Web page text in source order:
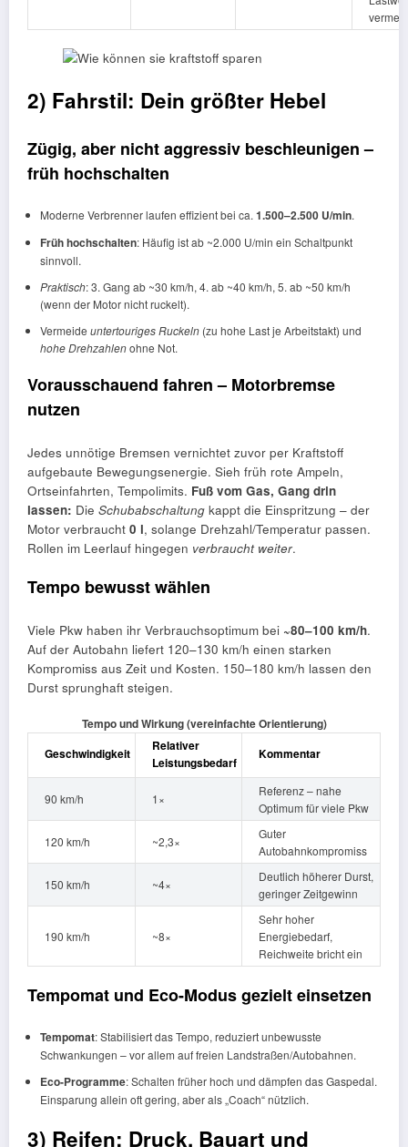
2) Fahrstil: Dein größter Hebel
Zügig, aber nicht aggressiv beschleunigen –
früh hochschalten
Moderne Verbrenner laufen effizient bei ca.1.500–2.500 U/min.
Früh hochschalten: Häufig ist ab ~2.000 U/min ein Schaltpunkt
sinnvoll.
Praktisch: 3. Gang ab ~30 km/h, 4. ab ~40 km/h, 5. ab ~50 km/h
(wenn der Motor nicht ruckelt).
Vermeide untertouriges Ruckeln(zu hohe Last je Arbeitstakt) und
hohe Drehzahlenohne Not.
Vorausschauend fahren – Motorbremse
nutzen
Jedes unnötige Bremsen vernichtet zuvor per Kraftstoff
aufgebaute Bewegungsenergie. Sieh früh rote Ampeln,
Ortseinfahrten, Tempolimits. Fuß vom Gas, Gang drin
lassen: Die Schubabschaltung kappt die Einspritzung – der
Motor verbraucht 0 l, solange Drehzahl/Temperatur passen.
Rollen im Leerlauf hingegen verbraucht weiter.
Tempo bewusst wählen
Viele Pkw haben ihr Verbrauchsoptimum bei ~80–100 km/h.
Auf der Autobahn liefert 120–130 km/h einen starken
Kompromiss aus Zeit und Kosten. 150–180 km/h lassen den
Durst sprunghaft steigen.
Tempo und Wirkung (vereinfachte Orientierung)
Geschwindigkeit
Relativer
Leistungsbedarf
Kommentar
90 km/h 1×
Referenz – nahe
Optimum für viele Pkw
120 km/h ~2,3×
Guter
Autobahnkompromiss
150 km/h ~4×
Deutlich höherer Durst,
geringer Zeitgewinn
190 km/h ~8×
Sehr hoher
Energiebedarf,
Reichweite bricht ein
Tempomat und Eco-Modus gezielt einsetzen
Tempomat: Stabilisiert das Tempo, reduziert unbewusste
Schwankungen – vor allem auf freien Landstraßen/Autobahnen.
Eco-Programme: Schalten früher hoch und dämpfen das Gaspedal.
Einsparung allein oft gering, aber als „Coach“ nützlich.
3) Reifen: Druck, Bauart und